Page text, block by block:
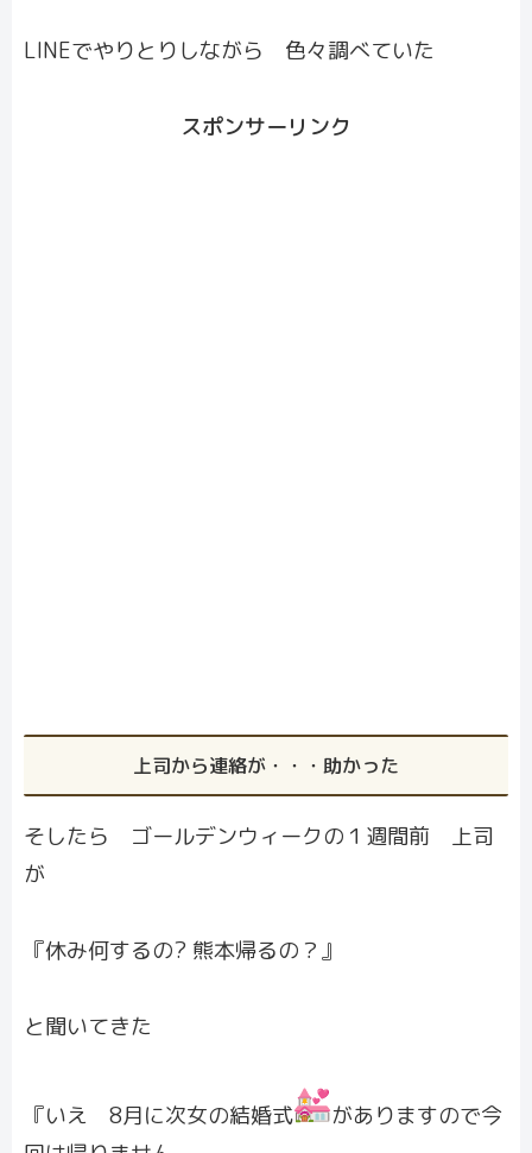
LINEでやりとりしながら 色々調べていた
スポンサーリンク
上司から連絡が・・・助かった
そしたら ゴールデンウィークの１週間前 上司
が
『休み何するの? 熊本帰るの？』
と聞いてきた
『いえ 8月に次女の結婚式
がありますので今